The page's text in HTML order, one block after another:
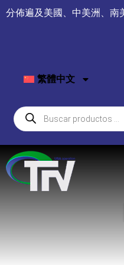
分佈遍及美國、中美洲、南
繁體中文